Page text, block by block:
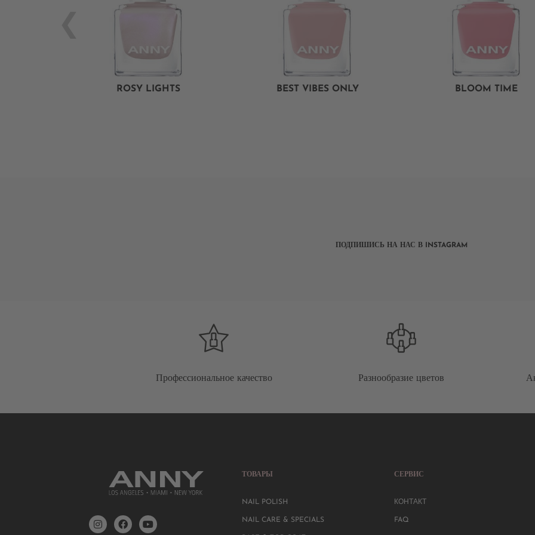
ROSY LIGHTS BEST VIBES ONLY BLOOM TIME
ПОДПИШИСЬ НА НАС В INSTAGRAM
Профессиональное качество Разнообразие цветов
ТОВАРЫ
NAIL POLISH
NAIL CARE & SPECIALS
СЕРВИС
КОНТАКТ
FAQ